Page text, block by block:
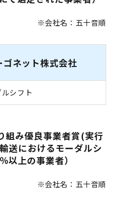
※会社名：五十音順
ネット株式会社
シフト
組み優良事業者賞(実行
送におけるモーダルシ
以上の事業者）
※会社名：五十音順